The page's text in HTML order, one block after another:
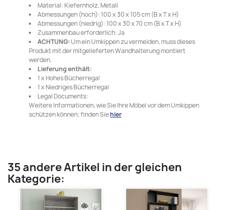
Material: Kiefernholz, Metall
Abmessungen (hoch): 100 x 30 x 105 cm (B x T x H)
Abmessungen (niedrig): 100 x 30 x 70 cm (B x T x H)
Zusammenbau erforderlich: Ja
ACHTUNG: Um ein Umkippen zu vermeiden, muss dieses
Produkt mit der mitgelieferten Wandhalterung montiert
werden.
Lieferung enthält:
1 x Hohes Bücherregal
1 x Niedriges Bücherregal
Legal Documents:
Weitere Informationen, wie Sie Ihre Möbel vor dem Umkippen
schützen können; finden Siehier
35 andere Artikel in der gleichen
Kategorie: